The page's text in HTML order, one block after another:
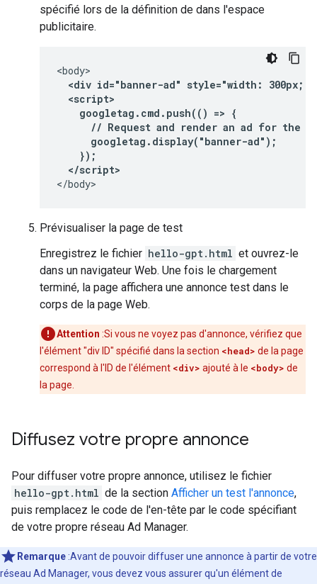
spécifié lors de la définition de dans l'espace
publicitaire.
<div id="banner-ad" style="width: 300px;
  <script>
    googletag.cmd.push(() => {
// Request and render an ad for the
      googletag.display("banner-ad");
    });
  </script>
</body>
Prévisualiser la page de test
Enregistrez le fichier hello-gpt.html et ouvrez-le
dans un navigateur Web. Une fois le chargement
terminé, la page affichera une annonce test dans le
corps de la page Web.
Attention :Si vous ne voyez pas d'annonce, vérifiez que
l'élément "div ID" spécifié dans la section <head> de la page
correspond à l'ID de l'élément <div> ajouté à le <body> de
la page.
Diffusez votre propre annonce
Pour diffuser votre propre annonce, utilisez le fichier
hello-gpt.html de la section Afficher un test l'annonce,
puis remplacez le code de l'en-tête par le code spécifiant
de votre propre réseau Ad Manager.
Remarque :Avant de pouvoir diffuser une annonce à partir de votre
réseau Ad Manager, vous devez vous assurer qu'un élément de